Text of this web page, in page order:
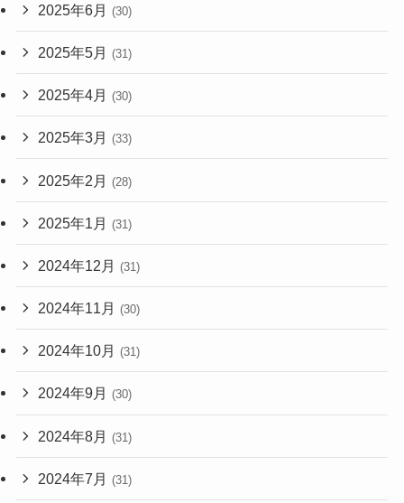
2025年6月 (30)
2025年5月 (31)
2025年4月 (30)
2025年3月 (33)
2025年2月 (28)
2025年1月 (31)
2024年12月 (31)
2024年11月 (30)
2024年10月 (31)
2024年9月 (30)
2024年8月 (31)
2024年7月 (31)